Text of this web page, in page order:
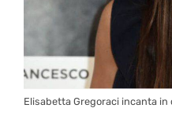
Elisabetta Gregoraci incanta in